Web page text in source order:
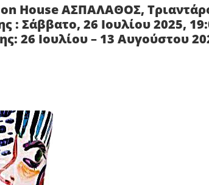
House ΑΣΠΑΛΑΘΟΣ,
: Σάββατο, 26 Ιουλίου 2025,
26 Ιουλίου – 13 Αυγούστου